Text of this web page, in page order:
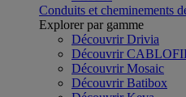
Conduits et cheminements
Explorer par gamme
Découvrir Drivia
Découvrir
Découvrir Mosaic
Découvrir Batibox